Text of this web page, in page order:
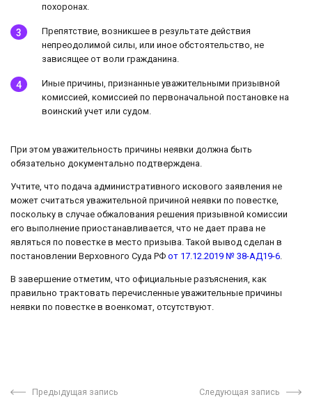
похоронах.
Препятствие, возникшее в результате действия
непреодолимой силы, или иное обстоятельство, не
зависящее от воли гражданина.
Иные причины, признанные уважительными призывной
комиссией, комиссией по первоначальной постановке на
воинский учет или судом.
При этом уважительность причины неявки должна быть
обязательно документально подтверждена.
Учтите, что подача административного искового заявления не
может считаться уважительной причиной неявки по повестке,
поскольку в случае обжалования решения призывной комиссии
его выполнение приостанавливается, что не дает права не
являться по повестке в место призыва. Такой вывод сделан в
постановлении Верховного Суда РФ от 17.12.2019 № 38-АД19-6
В завершение отметим, что официальные разъяснения, как
правильно трактовать перечисленные уважительные причины
неявки по повестке в военкомат, отсутствуют.
Предыдущая запись Следующая запись